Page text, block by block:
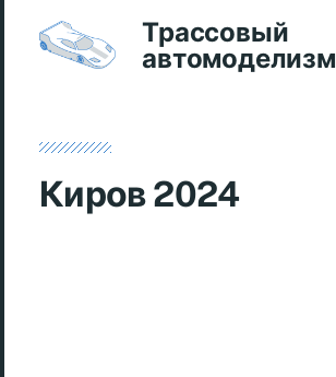
Трассовый
автомоделизм
Киров 2024